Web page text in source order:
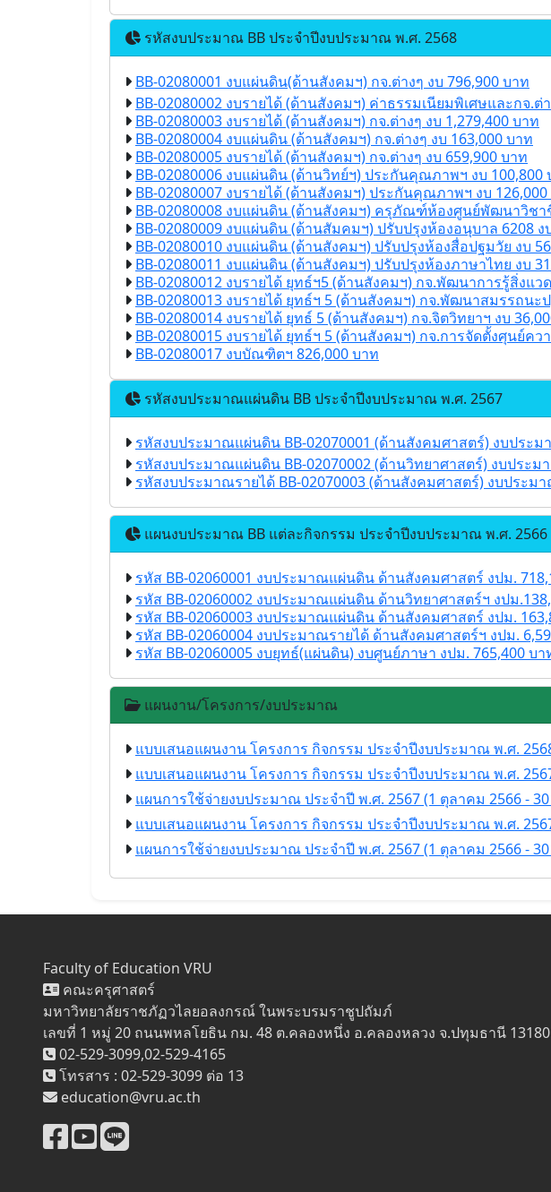
รหัสงบประมาณ BB ประจำปีงบประมาณ พ.ศ. 2568
BB-02080001 งบแผ่นดิน(ด้านสังคมฯ) กจ.ต่างๆ งบ 796,900 บาท
BB-02080002 งบรายได้ (ด้านสังคมฯ) ค่าธรรมเนียมพิเศษและกจ.ต่
BB-02080003 งบรายได้ (ด้านสังคมฯ) กจ.ต่างๆ งบ 1,279,400 บาท
BB-02080004 งบแผ่นดิน (ด้านสังคมฯ) กจ.ต่างๆ งบ 163,000 บาท
BB-02080005 งบรายได้ (ด้านสังคมฯ) กจ.ต่างๆ งบ 659,900 บาท
BB-02080006 งบแผ่นดิน (ด้านวิทย์ฯ) ประกันคุณภาพฯ งบ 100,800
BB-02080007 งบรายได้ (ด้านสังคมฯ) ประกันคุณภาพฯ งบ
BB-02080008 งบแผ่นดิน (ด้านสังคมฯ) ครุภัณฑ์ห้องศูนย์พัฒนาวิชา
BB-02080009 งบแผ่นดิน (ด้านสัมคมฯ) ปรับปรุงห้องอนุบาล 6208 ง
BB-02080010 งบแผ่นดิน (ด้านสังคมฯ) ปรับปรุงห้องสื่อปฐมวัย งบ
BB-02080011 งบแผ่นดิน (ด้านสังคมฯ) ปรับปรุงห้องภาษาไทย งบ
BB-02080012 งบรายได้ ยุทธ์ฯ5 (ด้านสังคมฯ) กจ.พัฒนาการรู้สิ่งแว
BB-02080013 งบรายได้ ยุทธ์ฯ 5 (ด้านสังคมฯ) กจ.พัฒนาสมรรถนะ
BB-02080014 งบรายได้ ยุทธ์ 5 (ด้านสังคมฯ) กจ.จิตวิทยาฯ งบ
BB-02080015 งบรายได้ ยุทธ์ฯ 5 (ด้านสังคมฯ) กจ.การจัดตั้งศุนย์คว
BB-02080017 งบบัณฑิตฯ 826,000 บาท
รหัสงบประมาณแผ่นดิน BB ประจำปีงบประมาณ พ.ศ. 2567
รหัสงบประมาณแผ่นดิน BB-02070001 (ด้านสังคมศาสตร์) งบประม
รหัสงบประมาณแผ่นดิน BB-02070002 (ด้านวิทยาศาสตร์) งบประม
รหัสงบประมาณรายได้ BB-02070003 (ด้านสังคมศาสตร์) งบประม
แผนงบประมาณ BB แต่ละกิจกรรม ประจำปีงบประมาณ พ.ศ. 2566
รหัส BB-02060001 งบประมาณแผ่นดิน ด้านสังคมศาสตร์ งปม.
รหัส BB-02060002 งบประมาณแผ่นดิน ด้านวิทยาศาสตร์ฯ งปม
รหัส BB-02060003 งบประมาณแผ่นดิน ด้านสังคมศาสตร์ งปม.
รหัส BB-02060004 งบประมาณรายได้ ด้านสังคมศาสตร์ฯ งปม.
รหัส BB-02060005 งบยุทธ์(แผ่นดิน) งบศูนย์ภาษา งปม. 765,400
แผนงาน/โครงการ/งบประมาณ
แบบเสนอแผนงาน โครงการ กิจกรรม ประจำปีงบประมาณ พ.ศ.
แบบเสนอแผนงาน โครงการ กิจกรรม ประจำปีงบประมาณ พ.ศ.
แผนการใช้จ่ายงบประมาณ ประจำปี พ.ศ. 2567 (1 ตุลาคม 2566 -
แบบเสนอแผนงาน โครงการ กิจกรรม ประจำปีงบประมาณ พ.ศ.
แผนการใช้จ่ายงบประมาณ ประจำปี พ.ศ. 2567 (1 ตุลาคม 2566 -
Faculty of Education VRU
คณะครุศาสตร์
มหาวิทยาลัยราชภัฏวไลยอลงกรณ์ ในพระบรมราชูปถัมภ์
เลขที่ 1 หมู่ 20 ถนนพหลโยธิน กม. 48 ต.คลองหนึ่ง อ.คลองหลวง จ.ปทุมธานี 13180
02-529-3099,02-529-4165
โทรสาร : 02-529-3099 ต่อ 13
education@vru.ac.th